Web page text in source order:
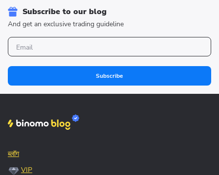
Subscribe to our blog
And get an exclusive trading guideline
Subscribe
ब्लॉग
VIP